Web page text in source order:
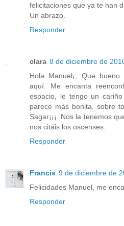
felicitaciones que ya te han
Un abrazo.
Responder
clara 8 de diciembre de
Hola Manuel¡, Que
aquí. Me encanta
espacio, le tengo un
parece más bonita, sobre
Sagar¡¡¡. Nos la tenemos
nos citáis los oscenses.
Responder
Francis 9 de diciembre de
Felicidades Manuel, me
Responder